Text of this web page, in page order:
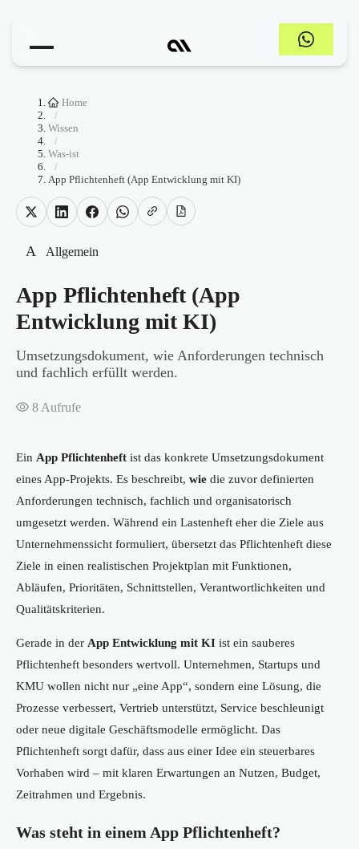
Home
/
Wissen
/
Was-ist
/
App Pflichtenheft (App Entwicklung mit KI)
A Allgemein
App Pflichtenheft (App
Entwicklung mit KI)
Umsetzungsdokument, wie Anforderungen technisch
und fachlich erfüllt werden.
8 Aufrufe
Ein App Pflichtenheft ist das konkrete Umsetzungsdokument
eines App-Projekts. Es beschreibt, wie die zuvor definierten
Anforderungen technisch, fachlich und organisatorisch
umgesetzt werden. Während ein Lastenheft eher die Ziele aus
Unternehmenssicht formuliert, übersetzt das Pflichtenheft diese
Ziele in einen realistischen Projektplan mit Funktionen,
Abläufen, Prioritäten, Schnittstellen, Verantwortlichkeiten und
Qualitätskriterien.
Gerade in der App Entwicklung mit KI ist ein sauberes
Pflichtenheft besonders wertvoll. Unternehmen, Startups und
KMU wollen nicht nur „eine App“, sondern eine Lösung, die
Prozesse verbessert, Vertrieb unterstützt, Service beschleunigt
oder neue digitale Geschäftsmodelle ermöglicht. Das
Pflichtenheft sorgt dafür, dass aus einer Idee ein steuerbares
Vorhaben wird – mit klaren Erwartungen an Nutzen, Budget,
Zeitrahmen und Ergebnis.
Was steht in einem App Pflichtenheft?